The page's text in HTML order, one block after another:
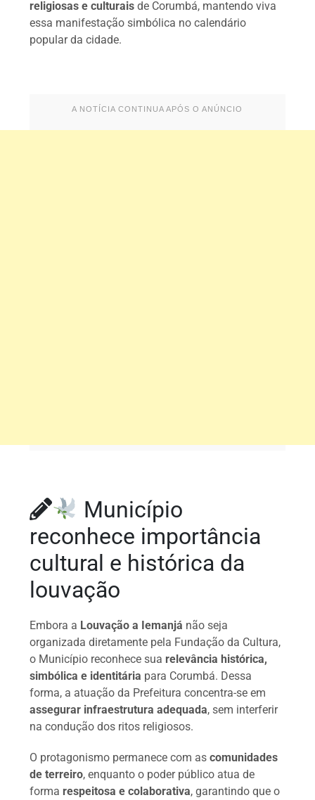
religiosas e culturais de Corumbá, mantendo viva
essa manifestação simbólica no calendário
popular da cidade.
A NOTÍCIA CONTINUA APÓS O ANÚNCIO
Município
reconhece importância
cultural e histórica da
louvação
Embora a Louvação a Iemanjá não seja
organizada diretamente pela Fundação da Cultura,
o Município reconhece sua relevância histórica,
simbólica e identitária para Corumbá. Dessa
forma, a atuação da Prefeitura concentra-se em
assegurar infraestrutura adequada, sem interferir
na condução dos ritos religiosos.
O protagonismo permanece com ascomunidades
de terreiro, enquanto o poder público atua de
forma respeitosa e colaborativa, garantindo que o